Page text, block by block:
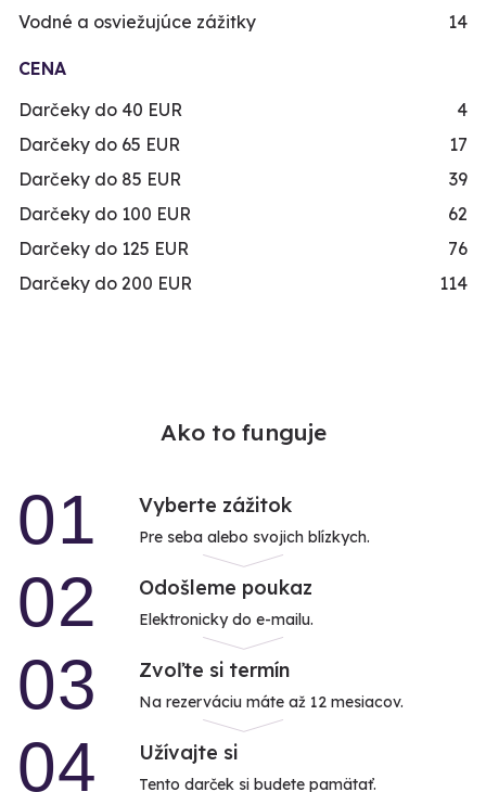
Vodné a osviežujúce zážitky
14
CENA
Darčeky do 40 EUR
4
Darčeky do 65 EUR
17
Darčeky do 85 EUR
39
Darčeky do 100 EUR
62
Darčeky do 125 EUR
76
Darčeky do 200 EUR
114
Ako to funguje
01 Vyberte zážitok
Pre seba alebo svojich blízkych.
02 Odošleme poukaz
Elektronicky do e-mailu.
03 Zvoľte si termín
Na rezerváciu máte až 12 mesiacov.
04 Užívajte si
Tento darček si budete pamätať.